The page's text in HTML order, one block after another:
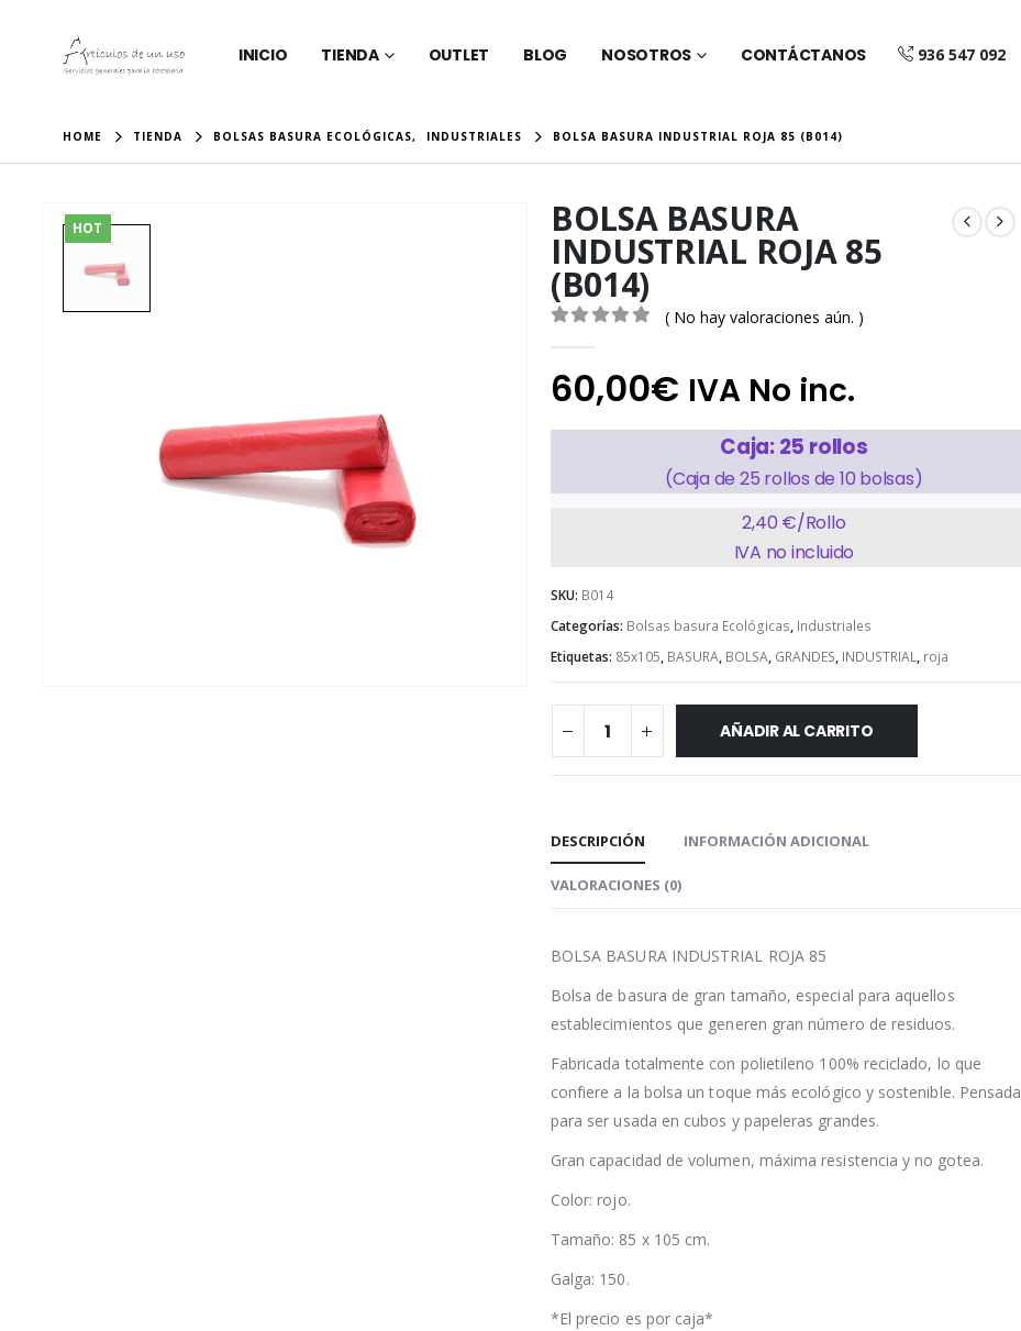
INICIO TIENDA OUTLET BLOG NOSOTROS CONTÁCTANOS 936 547 092
HOME TIENDA BOLSAS BASURA ECOLÓGICAS, INDUSTRIALES BOLSA BASURA INDUSTRIAL ROJA 85 (B014)
HOT BOLSA BASURA
INDUSTRIAL ROJA 85
(B014)
( No hay valoraciones aún. )
60,00€ IVA No inc.
Caja: 25 rollos
(Caja de 25 rollos de 10 bolsas)
2,40 €/Rollo
IVA no incluido
SKU: B014
Categorías: Bolsas basura Ecológicas, Industriales
Etiquetas: 85x105, BASURA, BOLSA, GRANDES, INDUSTRIAL, roja
AÑADIR AL CARRITO
DESCRIPCIÓN INFORMACIÓN ADICIONAL
VALORACIONES (0)
BOLSA BASURA INDUSTRIAL ROJA 85
Bolsa de basura de gran tamaño, especial para aquellos
establecimientos que generen gran número de residuos.
Fabricada totalmente con polietileno 100% reciclado, lo que
confiere a la bolsa un toque más ecológico y sostenible. Pensada
para ser usada en cubos y papeleras grandes.
Gran capacidad de volumen, máxima resistencia y no gotea.
Color: rojo.
Tamaño: 85 x 105 cm.
Galga: 150.
*El precio es por caja*